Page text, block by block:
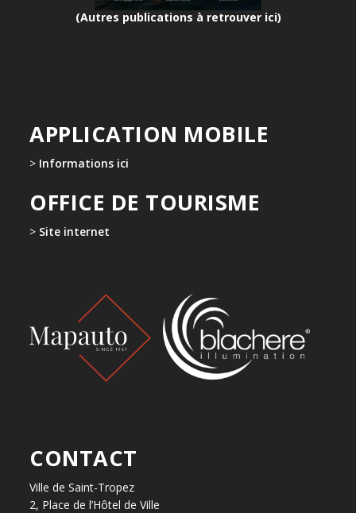
(Autres publications à retrouver ici)
APPLICATION MOBILE
> Informations ici
OFFICE DE TOURISME
> Site internet
CONTACT
Ville de Saint-Tropez
2, Place de l’Hôtel de Ville